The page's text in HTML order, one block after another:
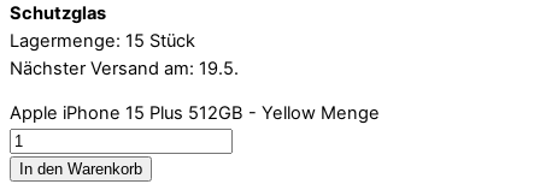
Schutzglas
Lagermenge: 15 Stück
Nächster Versand am: 19.5.
Apple iPhone 15 Plus 512GB - Yellow Menge
In den Warenkorb